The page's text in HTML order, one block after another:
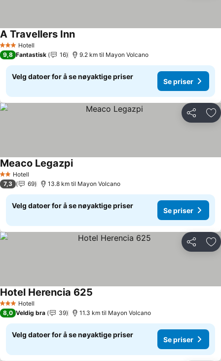
3 StjernerHotell
A Travellers Inn
9,8 Fantastisk 16 9.2 km til Mayon Volcano
Velg datoer for å se nøyaktige priser
Se priser
Del
2 Stjerner
Hotell
Meaco Legazpi
7,3 69 13.8 km til Mayon Volcano
Velg datoer for å se nøyaktige priser
Se priser
Del
3 StjernerHotell
Hotel Herencia 625
8,0 Veldig bra 39 11.3 km til Mayon Volcano
Velg datoer for å se nøyaktige priser
Se priser